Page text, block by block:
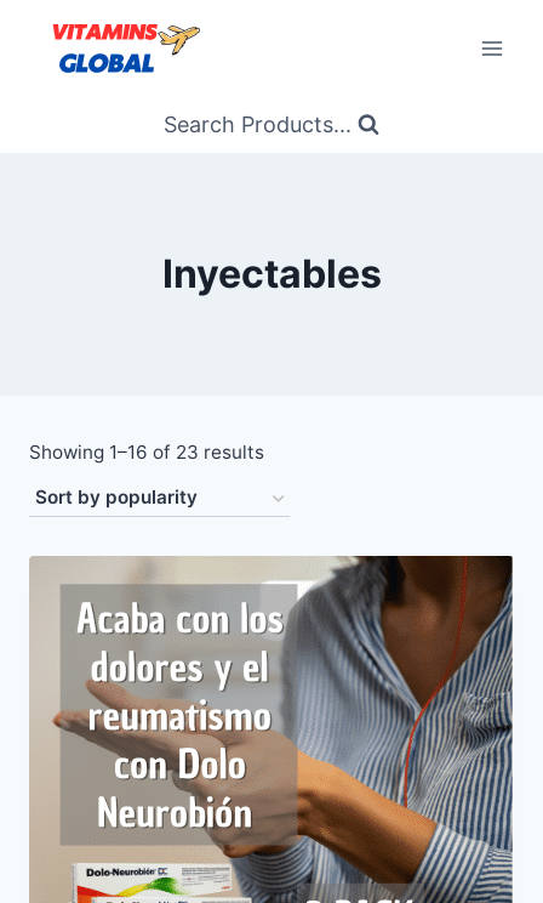
content
Search Products...
Inyectables
Showing 1–16 of 23 resultsSorted
popularity